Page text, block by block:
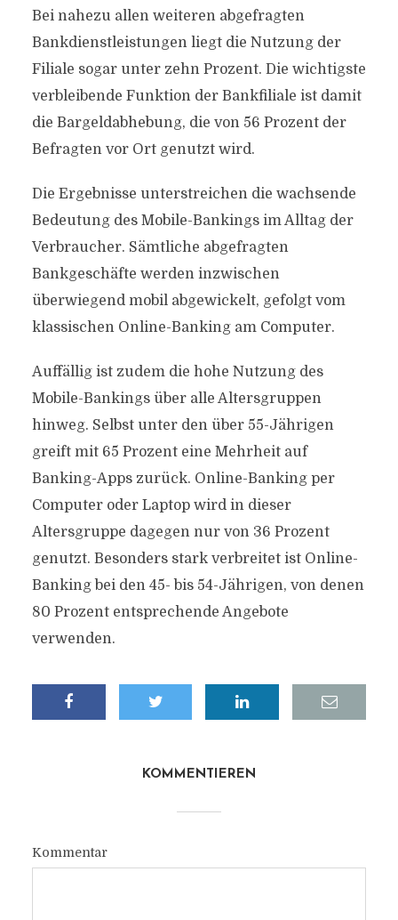
Bei nahezu allen weiteren abgefragten
Bankdienstleistungen liegt die Nutzung der
Filiale sogar unter zehn Prozent. Die wichtigste
verbleibende Funktion der Bankfiliale ist damit
die Bargeldabhebung, die von 56 Prozent der
Befragten vor Ort genutzt wird.
Die Ergebnisse unterstreichen die wachsende
Bedeutung des Mobile-Bankings im Alltag der
Verbraucher. Sämtliche abgefragten
Bankgeschäfte werden inzwischen
überwiegend mobil abgewickelt, gefolgt vom
klassischen Online-Banking am Computer.
Auffällig ist zudem die hohe Nutzung des
Mobile-Bankings über alle Altersgruppen
hinweg. Selbst unter den über 55-Jährigen
greift mit 65 Prozent eine Mehrheit auf
Banking-Apps zurück. Online-Banking per
Computer oder Laptop wird in dieser
Altersgruppe dagegen nur von 36 Prozent
genutzt. Besonders stark verbreitet ist Online-
Banking bei den 45- bis 54-Jährigen, von denen
80 Prozent entsprechende Angebote
verwenden.
KOMMENTIEREN
Kommentar